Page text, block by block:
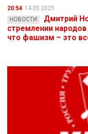
20:54 14.05.2025
НОВОСТИ
Дмитрий
стремлении
что фашизм – это